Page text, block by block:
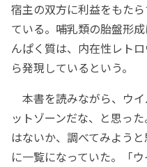
宿主の双方に利益をもた
ている。哺乳類の胎盤形
んぱく質は、内在性レト
ら発現しているという。
本書を読みながら、ウ
ットゾーンだな、と思っ
はないか、調べてみよう
に一覧になっていた。「